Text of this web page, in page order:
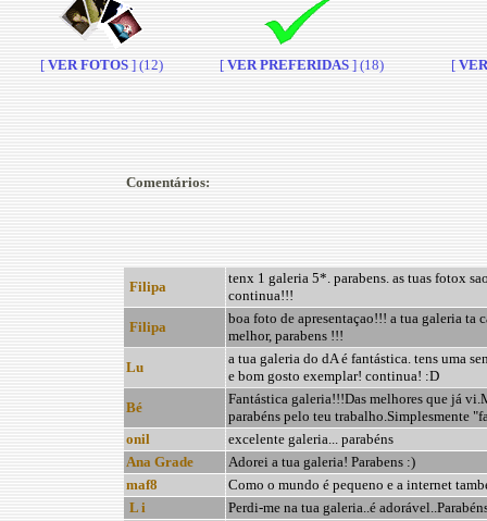
[VER FOTOS ] (12) [VER PREFERIDAS ] (18) [
Comentários:
Filipa
tenx 1 galeria 5*. parabens. as tuas fotox
continua!!!
Filipa
boa foto de apresentaçao!!! a tua galeria ta
melhor, parabens !!!
Lu
a tua galeria do dA é fantástica. tens uma
e bom gosto exemplar! continua! :D
Bé
Fantástica galeria!!!Das melhores que já
parabéns pelo teu trabalho.Simplesmente
onil
excelente galeria... parabéns
Ana Grade
Adorei a tua galeria! Parabens :)
maf8
Como o mundo é pequeno e a internet
L i
Perdi-me na tua galeria..é